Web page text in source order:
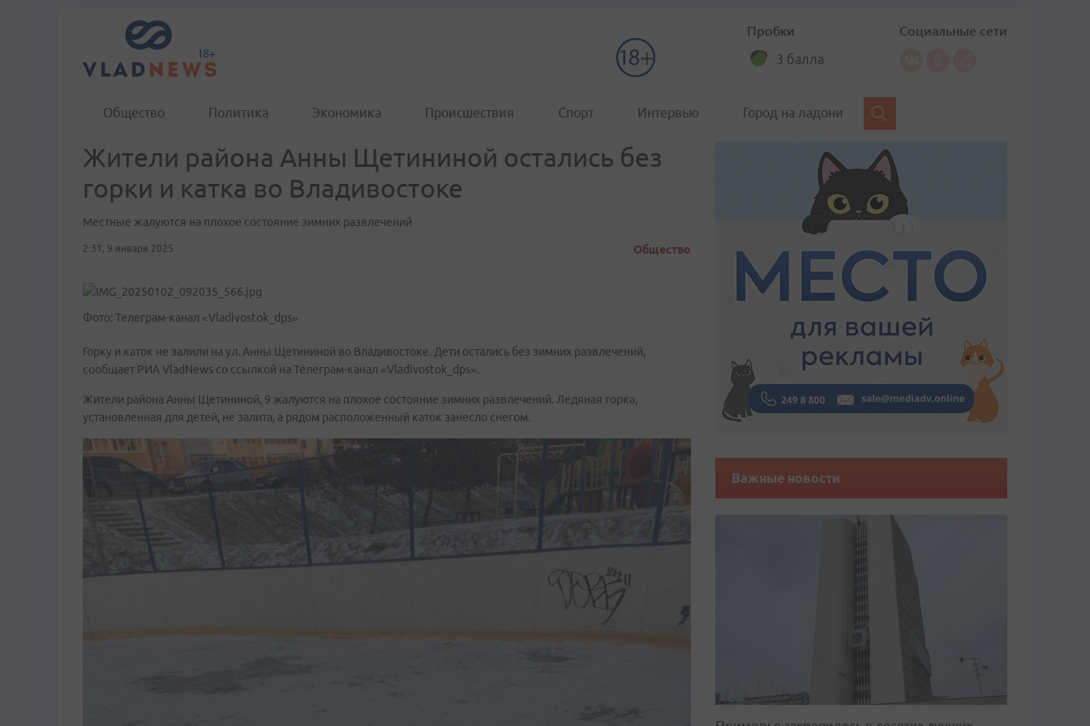
Пробки
3 балла
Социальные сети
Общество Политика Экономика Происшествия Спорт Интервью Город на ладони
Жители района Анны Щетининой остались без
горки и катка во Владивостоке
Местные жалуются на плохое состояние зимних развлечений
2:31, 9 января 2025 Общество
Фото: Телеграм-канал «Vladivostok_dps»
Горку и каток не залили на ул. Анны Щетининой во Владивостоке. Дети остались без зимних развлечений,
сообщает РИА VladNews со ссылкой на Телеграм-канал «Vladivostok_dps».
Жители района Анны Щетининой, 9 жалуются на плохое состояние зимних развлечений. Ледяная горка,
установленная для детей, не залита, а рядом расположенный каток занесло снегом.
Важные новости